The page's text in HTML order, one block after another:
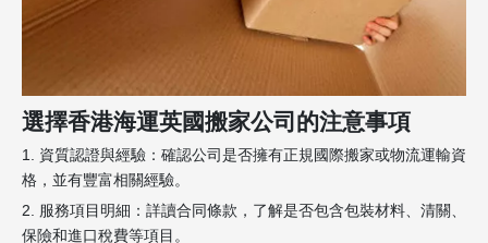
選擇香港海運英國搬家公司的注意事項
1. 資質認證與經驗：確認公司是否擁有正規國際搬家或物流運輸資
格，並有豐富相關經驗。
2. 服務項目明細：詳讀合同條款，了解是否包含包裝材料、清關、
保險和進口稅費等項目。